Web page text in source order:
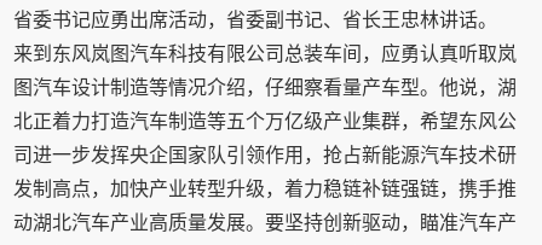
省委书记应勇出席活动，省委副书记、省长王忠林讲话。
来到东风岚图汽车科技有限公司总装车间，应勇认真听取岚
图汽车设计制造等情况介绍，仔细察看量产车型。他说，湖
北正着力打造汽车制造等五个万亿级产业集群，希望东风公
司进一步发挥央企国家队引领作用，抢占新能源汽车技术研
发制高点，加快产业转型升级，着力稳链补链强链，携手推
动湖北汽车产业高质量发展。要坚持创新驱动，瞄准汽车产